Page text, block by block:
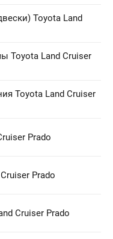
Toyota Land
Toyota Land Cruiser
Toyota Land Cruiser
Prado
Prado
Cruiser Prado